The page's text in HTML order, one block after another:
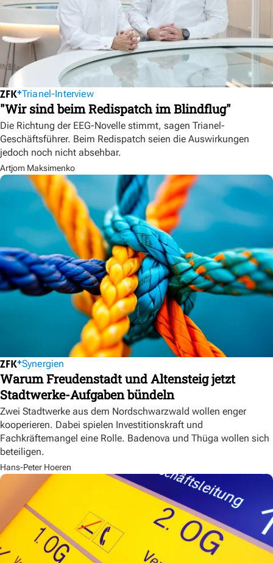
Trianel-Interview
"Wir sind beim Redispatch im Blindflug"
Die Richtung der EEG-Novelle stimmt, sagen Trianel-
Geschäftsführer. Beim Redispatch seien die Auswirkungen
jedoch noch nicht absehbar.
Artjom Maksimenko
Synergien
Warum Freudenstadt und Altensteig jetzt
Stadtwerke-Aufgaben bündeln
Zwei Stadtwerke aus dem Nordschwarzwald wollen enger
kooperieren. Dabei spielen Investitionskraft und
Fachkräftemangel eine Rolle. Badenova und Thüga wollen sich
beteiligen.
Hans-Peter Hoeren